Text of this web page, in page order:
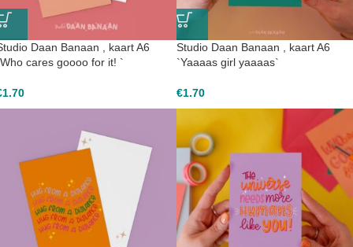
Daan Banaan , kaart A6
cares goooo for it! `
1.70
Studio Daan Banaan , kaart A6
`Yaaaas girl yaaaas`
€1.70